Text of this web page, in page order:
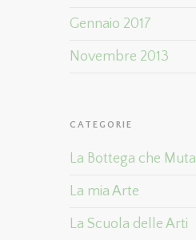
Gennaio 2017
Novembre 2013
CATEGORIE
La Bottega che Muta
La mia Arte
La Scuola delle Arti